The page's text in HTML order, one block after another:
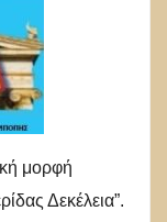
μορφή
Δεκέλεια”.